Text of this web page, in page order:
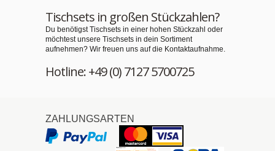
Tischsets in großen Stückzahlen?
Du benötigst Tischsets in einer hohen Stückzahl oder
möchtest unsere Tischsets in dein Sortiment
aufnehmen? Wir freuen uns auf die Kontaktaufnahme.
Hotline: +49 (0) 7127 5700725
ZAHLUNGSARTEN